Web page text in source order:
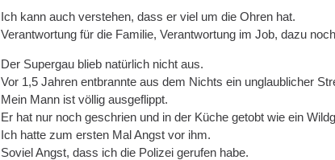
Ich kann auch verstehen, dass er viel um die Ohren hat.
Verantwortung für die Familie, Verantwortung im Job, dazu
Der Supergau blieb natürlich nicht aus.
Vor 1,5 Jahren entbrannte aus dem Nichts ein unglaublicher
Mein Mann ist völlig ausgeflippt.
Er hat nur noch geschrien und in der Küche getobt wie ein
Ich hatte zum ersten Mal Angst vor ihm.
Soviel Angst, dass ich die Polizei gerufen habe.